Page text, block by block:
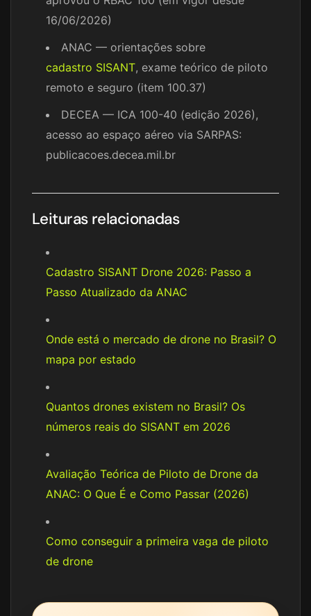
16/06/2026)
ANAC — orientações sobre
cadastro SISANT, exame teórico de piloto
remoto e seguro (item 100.37)
DECEA — ICA 100-40 (edição 2026),
acesso ao espaço aéreo via SARPAS:
publicacoes.decea.mil.br
Leituras relacionadas
Cadastro SISANT Drone 2026: Passo a
Passo Atualizado da ANAC
Onde está o mercado de drone no Brasil? O
mapa por estado
Quantos drones existem no Brasil? Os
números reais do SISANT em 2026
Avaliação Teórica de Piloto de Drone da
ANAC: O Que É e Como Passar (2026)
Como conseguir a primeira vaga de piloto
de drone